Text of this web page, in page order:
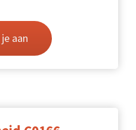
aan